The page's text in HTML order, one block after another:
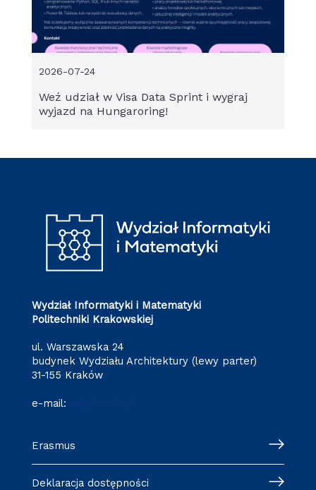
Weź udział w Visa Data Sprint i wygraj
wyjazd na Hungaroring!
2026-07-24
Wydział Informatyki i Matematyki
Politechniki Krakowskiej
ul. Warszawska 24
budynek Wydziału Architektury (lewy parter)
31-155 Kraków
e-mail:
Erasmus
Deklaracja dostępności